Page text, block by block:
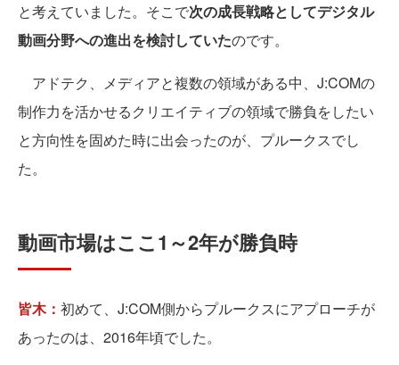
と考えていました。そこで次の成長戦略としてデジタル
動画分野への進出を検討していたのです。
アドテク、メディアと複数の領域がある中、J:COMの
制作力を活かせるクリエイティブの領域で勝負をしたい
と方向性を固めた時に出会ったのが、プルークスでし
た。
動画市場はここ1～2年が勝負時
皆木： 初めて、J:COM側からプルークスにアプローチが
あったのは、2016年頃でした。